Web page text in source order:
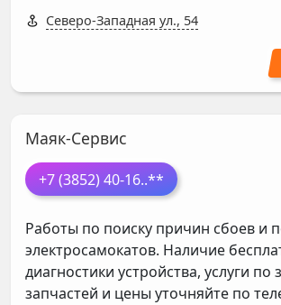
Северо-Западная ул., 54
Маяк-Сервис
+7 (3852) 40-16..**
Работы по поиску причин сбоев и
электросамокатов. Наличие
диагностики устройства, услуги по
запчастей и цены уточняйте по